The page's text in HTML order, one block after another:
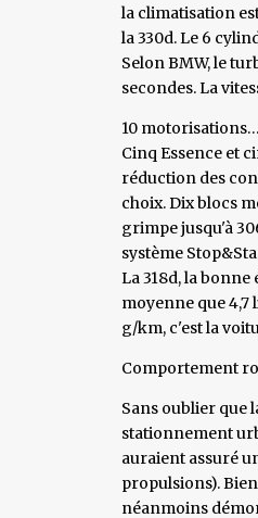
la climatisation
la 330d. Le 6
Selon BMW, le
secondes. La
10 motorisations…
Cinq Essence et
réduction des
choix. Dix blocs
grimpe jusqu'à
système
La 318d, la bonne
moyenne que 4,7
g/km, c'est la
Comportement
Sans oublier que
stationnement
auraient assuré
propulsions).
néanmoins